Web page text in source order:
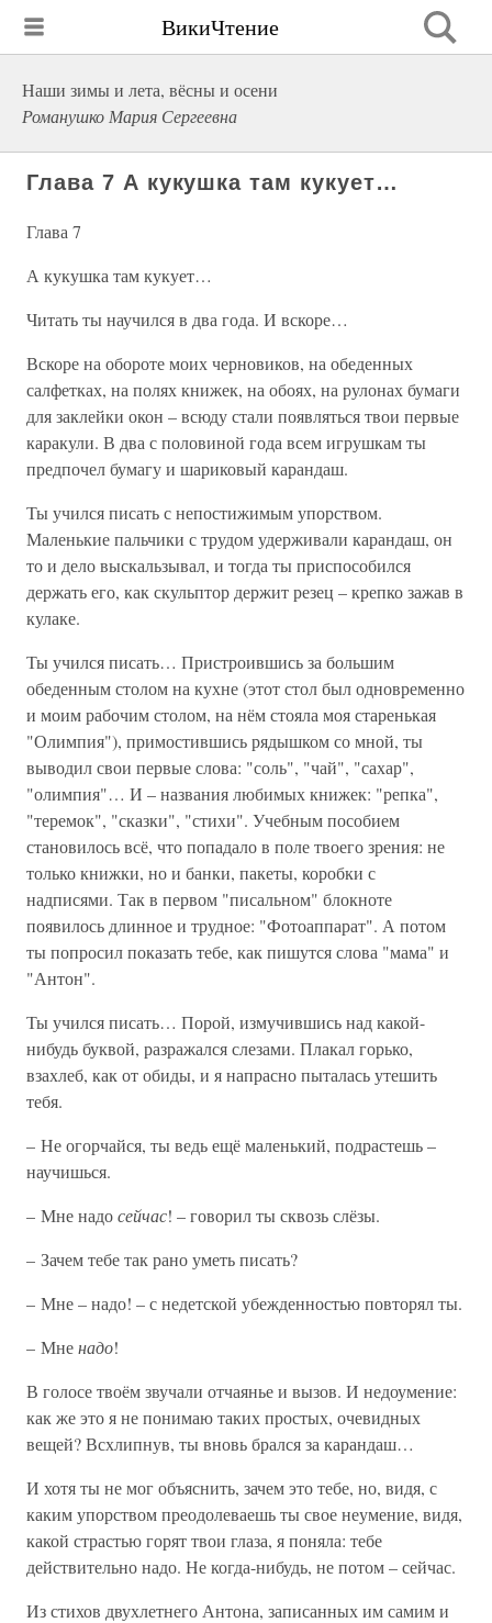
ВикиЧтение
Наши зимы и лета, вёсны и осени
Романушко Мария Сергеевна
Глава 7 А кукушка там кукует…
Глава 7
А кукушка там кукует…
Читать ты научился в два года. И вскоре…
Вскоре на обороте моих черновиков, на обеденных
салфетках, на полях книжек, на обоях, на рулонах бумаги
для заклейки окон – всюду стали появляться твои первые
каракули. В два с половиной года всем игрушкам ты
предпочел бумагу и шариковый карандаш.
Ты учился писать с непостижимым упорством.
Маленькие пальчики с трудом удерживали карандаш, он
то и дело выскальзывал, и тогда ты приспособился
держать его, как скульптор держит резец – крепко зажав в
кулаке.
Ты учился писать… Пристроившись за большим
обеденным столом на кухне (этот стол был одновременно
и моим рабочим столом, на нём стояла моя старенькая
"Олимпия"), примостившись рядышком со мной, ты
выводил свои первые слова: "соль", "чай", "сахар",
"олимпия"… И – названия любимых книжек: "репка",
"теремок", "сказки", "стихи". Учебным пособием
становилось всё, что попадало в поле твоего зрения: не
только книжки, но и банки, пакеты, коробки с
надписями. Так в первом "писальном" блокноте
появилось длинное и трудное: "Фотоаппарат". А потом
ты попросил показать тебе, как пишутся слова "мама" и
"Антон".
Ты учился писать… Порой, измучившись над какой-
нибудь буквой, разражался слезами. Плакал горько,
взахлеб, как от обиды, и я напрасно пыталась утешить
тебя.
– Не огорчайся, ты ведь ещё маленький, подрастешь –
научишься.
– Мне надосейчас! – говорил ты сквозь слёзы.
– Зачем тебе так рано уметь писать?
– Мне – надо! – с недетской убежденностью повторял ты.
– Мненадо!
В голосе твоём звучали отчаянье и вызов. И недоумение:
как же это я не понимаю таких простых, очевидных
вещей? Всхлипнув, ты вновь брался за карандаш…
И хотя ты не мог объяснить, зачем это тебе, но, видя, с
каким упорством преодолеваешь ты свое неумение, видя,
какой страстью горят твои глаза, я поняла: тебе
действительно надо. Не когда-нибудь, не потом – сейчас.
Из стихов двухлетнего Антона, записанных им самим и